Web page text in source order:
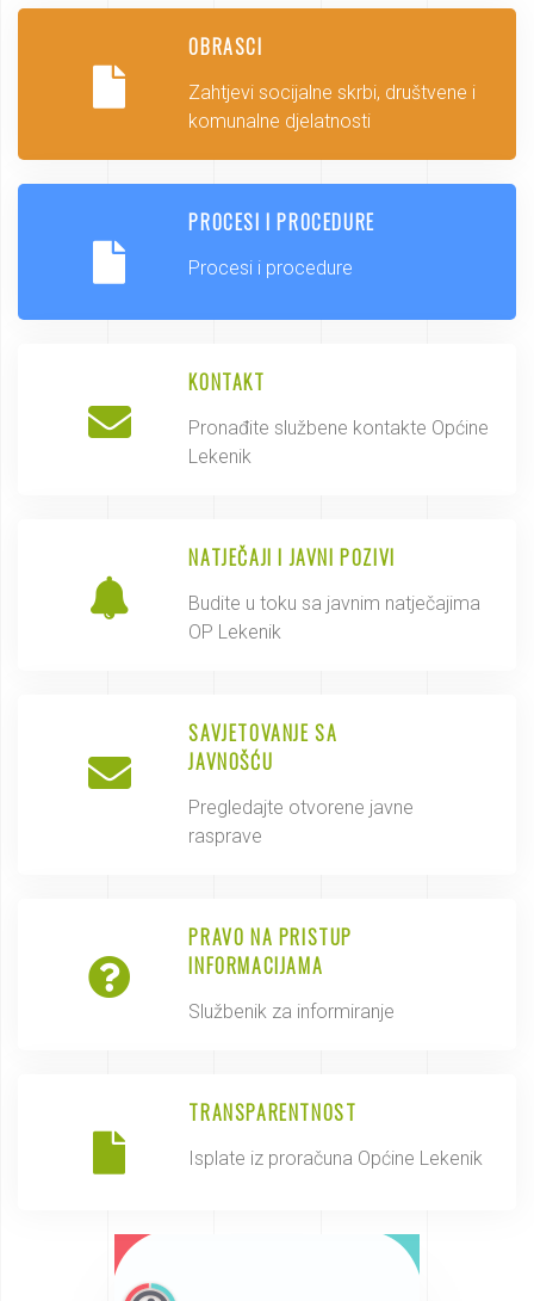
OBRASCI
Zahtjevi socijalne skrbi, društvene i
komunalne djelatnosti
PROCESI I PROCEDURE
Procesi i procedure
KONTAKT
Pronađite službene kontakte Općine
Lekenik
NATJEČAJI I JAVNI POZIVI
Budite u toku sa javnim natječajima
OP Lekenik
SAVJETOVANJE SA
JAVNOŠĆU
Pregledajte otvorene javne
rasprave
PRAVO NA PRISTUP
INFORMACIJAMA
Službenik za informiranje
TRANSPARENTNOST
Isplate iz proračuna Općine Lekenik